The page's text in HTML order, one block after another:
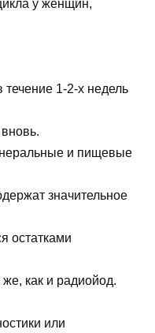
у женщин,
1-2-х недель
и пищевые
значительное
остатками
как и радиойод.
или